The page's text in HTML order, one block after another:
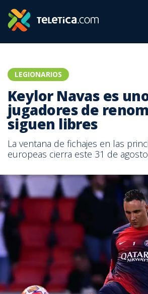
LEGIONARIOS
Keylor Navas es
jugadores de
siguen libres
La ventana de fichajes en las
europeas cierra este 31 de